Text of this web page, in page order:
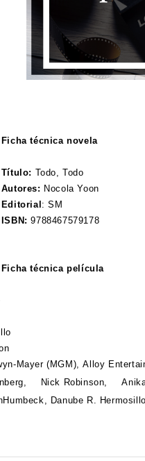
Ficha técnica novela
Título: Todo, Todo
Autores: Nocola Yoon
Editorial : SM
ISBN: 9788467579178
Ficha técnica película
Mayer (MGM), Alloy
, Nick Robinson,
, Danube R. Hermosillo